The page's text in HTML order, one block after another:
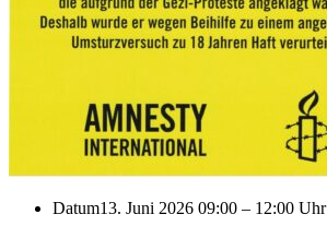
Datum13. Juni 2026 09:00 – 12:00 Uhr